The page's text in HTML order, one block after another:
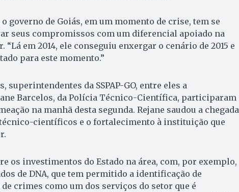
o governo de Goiás, em um momento de crise, tem se
seus compromissos com um diferencial apoiado na
em 2014, ele conseguiu enxergar o cenário de 2015 e
para este momento.”
superintendentes da SSPAP-GO, entre eles a
Barcelos, da Polícia Técnico-Científica, participaram
na manhã desta segunda. Rejane saudou a chegada
científicos e o fortalecimento à instituição que
os investimentos do Estado na área, com, por exemplo,
de DNA, que tem permitido a identificação de
crimes como um dos serviços do setor que é